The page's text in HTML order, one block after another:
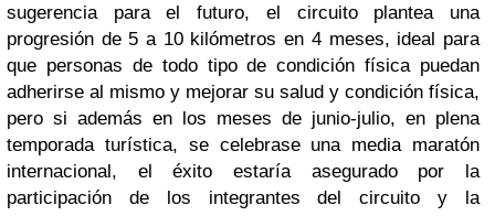
sugerencia para el futuro, el circuito plantea una
progresión de 5 a 10 kilómetros en 4 meses, ideal para
que personas de todo tipo de condición física puedan
adherirse al mismo y mejorar su salud y condición física,
pero si además en los meses de junio-julio, en plena
temporada turística, se celebrase una media maratón
internacional, el éxito estaría asegurado por la
participación de los integrantes del circuito y la